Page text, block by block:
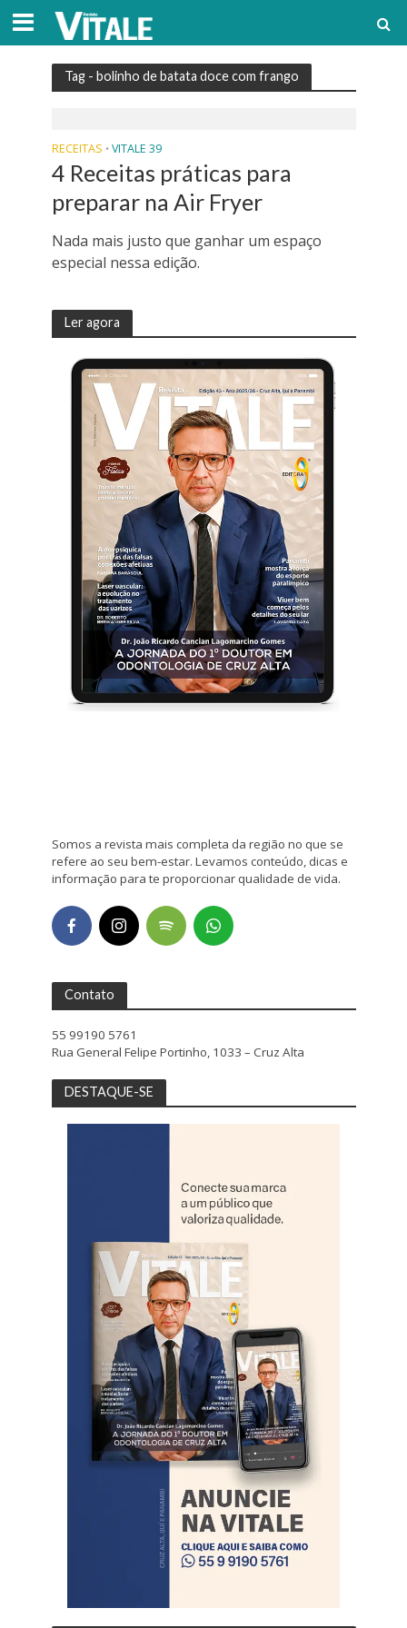
Tag - bolinho de batata doce com frango
RECEITAS • VITALE 39
4 Receitas práticas para
preparar na Air Fryer
Nada mais justo que ganhar um espaço
especial nessa edição.
Ler agora
Somos a revista mais completa da região no que se
refere ao seu bem-estar. Levamos conteúdo, dicas e
informação para te proporcionar qualidade de vida.
Contato
55 99190 5761
Rua General Felipe Portinho, 1033 – Cruz Alta
DESTAQUE-SE